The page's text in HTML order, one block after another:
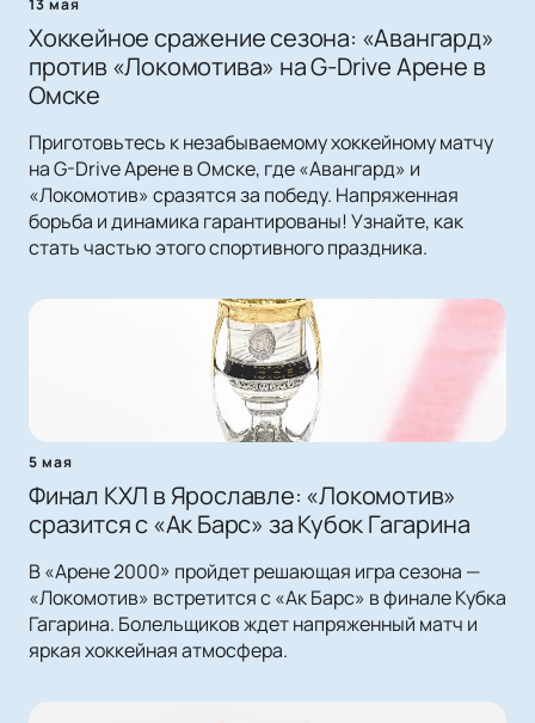
13 мая
Хоккейное сражение сезона: «Авангард»
против «Локомотива» на G-Drive Арене в
Омске
Приготовьтесь к незабываемому хоккейному матчу
на G-Drive Арене в Омске, где «Авангард» и
«Локомотив» сразятся за победу. Напряженная
борьба и динамика гарантированы! Узнайте, как
стать частью этого спортивного праздника.
5 мая
Финал КХЛ в Ярославле: «Локомотив»
сразится с «Ак Барс» за Кубок Гагарина
В «Арене 2000» пройдет решающая игра сезона —
«Локомотив» встретится с «Ак Барс» в финале Кубка
Гагарина. Болельщиков ждет напряженный матч и
яркая хоккейная атмосфера.